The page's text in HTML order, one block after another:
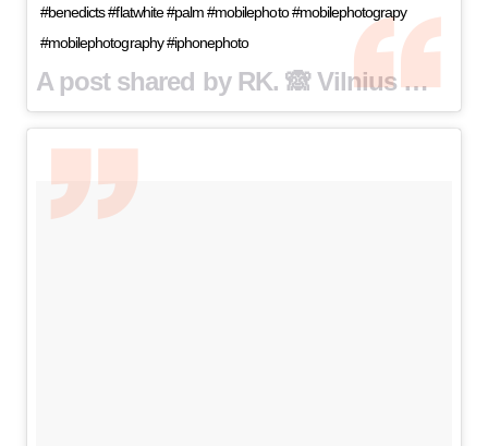
#benedicts #flatwhite #palm #mobilephoto #mobilephotograpy
#mobilephotography #iphonephoto
A post shared by RK. 🙈 Vilnius 🇱🇹👌🏻 (@rado940) on